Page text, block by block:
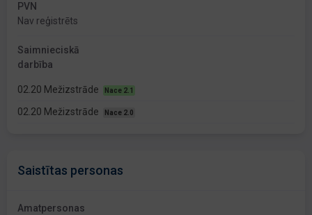
PVN
Nav reģistrēts
Saimnieciskā
darbība
02.20 Mežizstrāde Nace 2.1
02.20 Mežizstrāde Nace 2.0
Saistītas personas
Amatpersonas